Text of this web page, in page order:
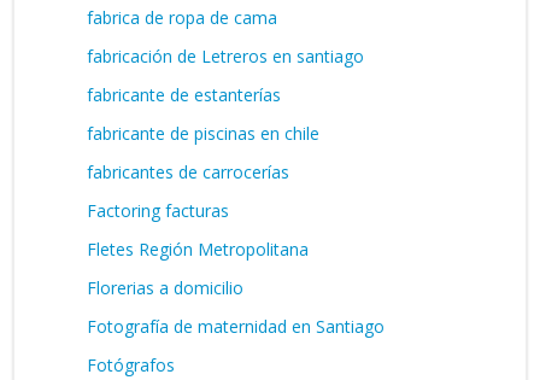
fabrica de ropa de cama
fabricación de Letreros en santiago
fabricante de estanterías
fabricante de piscinas en chile
fabricantes de carrocerías
Factoring facturas
Fletes Región Metropolitana
Florerias a domicilio
Fotografía de maternidad en Santiago
Fotógrafos